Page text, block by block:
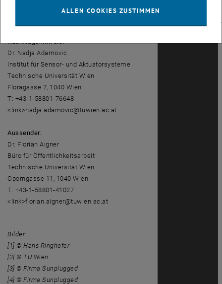
Rückfragehinweis:
Dr. Nadja Adamovic
Institut für Sensor- und Aktuatorsysteme
Technische Universität Wien
Floragasse 7, 1040 Wien
T: +43-1-58801-76648
<link>nadja.adamovic@tuwien.ac.at
Aussender:
Dr. Florian Aigner
Büro für Öffentlichkeitsarbeit
Technische Universität Wien
Operngasse 11, 1040 Wien
T: +43-1-58801-41027
<link>florian.aigner@tuwien.ac.at
Bilder:
[1] © Hans Ringhofer
[2] © TU Wien
[3] © Firma Sunplugged
[4] © Firma Sunplugged
ALLEN COOKIES ZUSTIMMEN